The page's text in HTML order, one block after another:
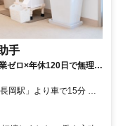
手
ゼロ×年休120日で無理な